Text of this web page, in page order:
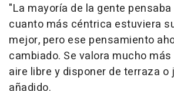
"La mayoría de la gente
cuanto más céntrica estuviera
mejor, pero ese pensamiento
cambiado. Se valora mucho
aire libre y disponer de terraza o